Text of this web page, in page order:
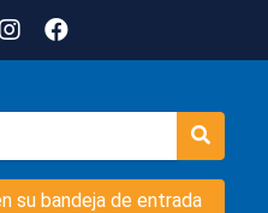
su bandeja de entrada